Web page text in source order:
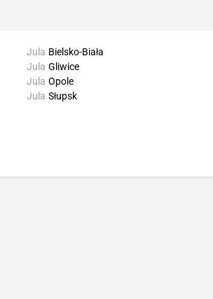
Jula Bielsko-Biała
Jula Gliwice
Jula Opole
Jula Słupsk